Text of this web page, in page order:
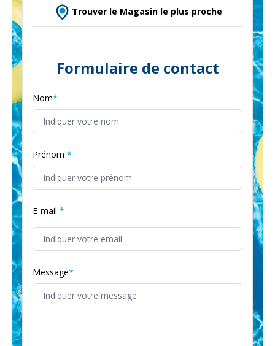
Trouver le Magasin le plus proche
Formulaire de contact
Nom
Prénom
E-mail
Message